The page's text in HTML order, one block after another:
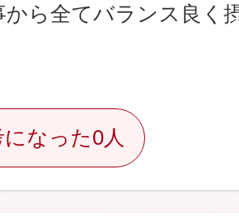
から全てバランス良く
なった0人